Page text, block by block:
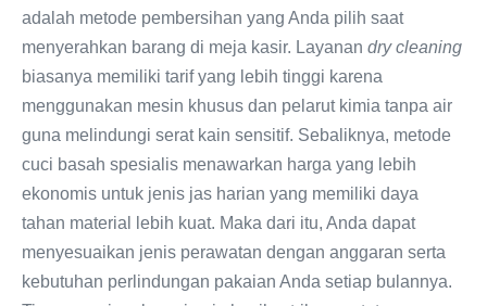
adalah metode pembersihan yang Anda pilih saat
menyerahkan barang di meja kasir. Layanan dry cleaning
biasanya memiliki tarif yang lebih tinggi karena
menggunakan mesin khusus dan pelarut kimia tanpa air
guna melindungi serat kain sensitif. Sebaliknya, metode
cuci basah spesialis menawarkan harga yang lebih
ekonomis untuk jenis jas harian yang memiliki daya
tahan material lebih kuat. Maka dari itu, Anda dapat
menyesuaikan jenis perawatan dengan anggaran serta
kebutuhan perlindungan pakaian Anda setiap bulannya.